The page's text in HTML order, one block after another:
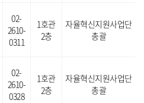
02-
2610-
0311
1호관
2층
자율혁신지원사업단
총괄
02-
2610-
0328
1호관
2층
자율혁신지원사업단
총괄